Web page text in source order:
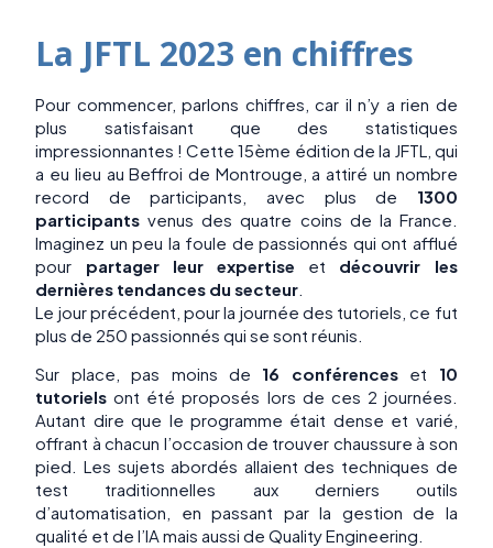
La JFTL 2023 en chiffres
Pour commencer, parlons chiffres, car il n’y a rien de
plus satisfaisant que des statistiques
impressionnantes ! Cette 15ème édition de la JFTL, qui
a eu lieu au Beffroi de Montrouge, a attiré un nombre
record de participants, avec plus de 1300
participants venus des quatre coins de la France.
Imaginez un peu la foule de passionnés qui ont afflué
pour partager leur expertise et découvrir les
dernières tendances du secteur
Le jour précédent, pour la journée des tutoriels, ce fut
plus de 250 passionnés qui se sont réunis.
Sur place, pas moins de 16 conférenceset 10
tutoriels ont été proposés lors de ces 2 journées.
Autant dire que le programme était dense et varié,
offrant à chacun l’occasion de trouver chaussure à son
pied. Les sujets abordés allaient des techniques de
test traditionnelles aux derniers outils
d’automatisation, en passant par la gestion de la
qualité et de l’IA mais aussi de Quality Engineering.